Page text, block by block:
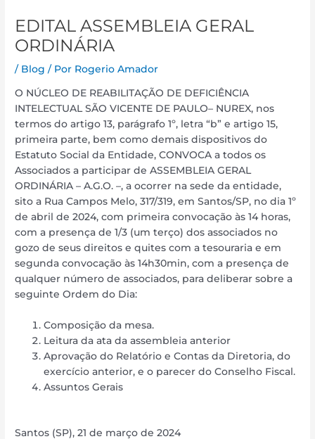
EDITAL ASSEMBLEIA GERAL
ORDINÁRIA
/ Blog / Por Rogerio Amador
O NÚCLEO DE REABILITAÇÃO DE DEFICIÊNCIA
INTELECTUAL SÃO VICENTE DE PAULO– NUREX, nos
termos do artigo 13, parágrafo 1º, letra “b” e artigo 15,
primeira parte, bem como demais dispositivos do
Estatuto Social da Entidade, CONVOCA a todos os
Associados a participar de ASSEMBLEIA GERAL
ORDINÁRIA – A.G.O. –, a ocorrer na sede da entidade,
sito a Rua Campos Melo, 317/319, em Santos/SP, no dia 1º
de abril de 2024, com primeira convocação às 14 horas,
com a presença de 1/3 (um terço) dos associados no
gozo de seus direitos e quites com a tesouraria e em
segunda convocação às 14h30min, com a presença de
qualquer número de associados, para deliberar sobre a
seguinte Ordem do Dia:
Composição da mesa.
Leitura da ata da assembleia anterior
Aprovação do Relatório e Contas da Diretoria, do
exercício anterior, e o parecer do Conselho Fiscal.
Assuntos Gerais
Santos (SP), 21 de março de 2024